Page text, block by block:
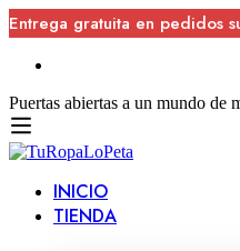
Entrega gratuita en pedidos
Puertas abiertas a un mundo de
INICIO
TIENDA